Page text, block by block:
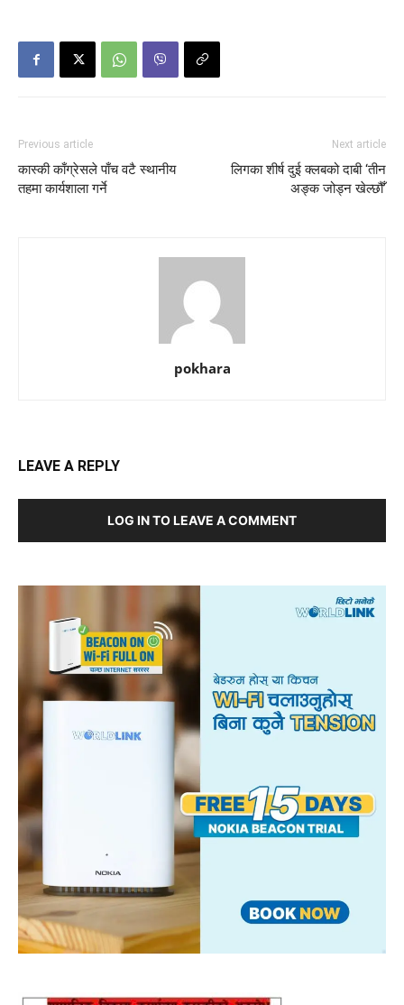
Previous article
कास्की काँग्रेसले पाँच वटै स्थानीय
तहमा कार्यशाला गर्ने
Next article
लिगका शीर्ष दुई क्लबको दाबी ‘तीन
अङ्क जोड्न खेल्छौँ’
pokhara
LEAVE A REPLY
LOG IN TO LEAVE A COMMENT